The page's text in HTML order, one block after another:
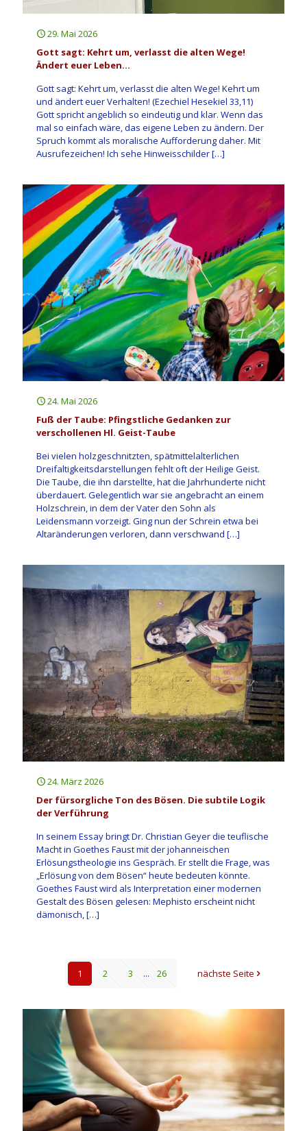
29. Mai 2026
Gott sagt: Kehrt um, verlasst die alten Wege!
Ändert euer Leben…
Gott sagt: Kehrt um, verlasst die alten Wege! Kehrt um
und ändert euer Verhalten! (Ezechiel Hesekiel 33,11)
Gott spricht angeblich so eindeutig und klar. Wenn das
mal so einfach wäre, das eigene Leben zu ändern. Der
Spruch kommt als moralische Aufforderung daher. Mit
Ausrufezeichen! Ich sehe Hinweisschilder[…]
24. Mai 2026
Fuß der Taube: Pfingstliche Gedanken zur
verschollenen Hl. Geist-Taube
Bei vielen holzgeschnitzten, spätmittelalterlichen
Dreifaltigkeitsdarstellungen fehlt oft der Heilige Geist.
Die Taube, die ihn darstellte, hat die Jahrhunderte nicht
überdauert. Gelegentlich war sie angebracht an einem
Holzschrein, in dem der Vater den Sohn als
Leidensmann vorzeigt. Ging nun der Schrein etwa bei
Altaränderungen verloren, dann verschwand […]
24. März 2026
Der fürsorgliche Ton des Bösen. Die subtile Logik
der Verführung
In seinem Essay bringt Dr. Christian Geyer die teuflische
Macht in Goethes Faust mit der johanneischen
Erlösungstheologie ins Gespräch. Er stellt die Frage, was
„Erlösung von dem Bösen“ heute bedeuten könnte.
Goethes Faust wird als Interpretation einer modernen
Gestalt des Bösen gelesen: Mephisto erscheint nicht
dämonisch,[…]
1 2 3 ... 26 nächste Seite